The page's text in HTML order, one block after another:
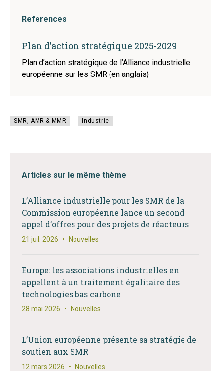
References
Plan d’action stratégique 2025-2029
Plan d’action stratégique de l’Alliance industrielle
européenne sur les SMR (en anglais)
SMR, AMR & MMR Industrie
Articles sur le même thème
L’Alliance industrielle pour les SMR de la
Commission européenne lance un second
appel d’offres pour des projets de réacteurs
21 juil. 2026 • Nouvelles
Europe: les associations industrielles en
appellent à un traitement égalitaire des
technologies bas carbone
28 mai 2026 • Nouvelles
L’Union européenne présente sa stratégie de
soutien aux SMR
12 mars 2026 • Nouvelles